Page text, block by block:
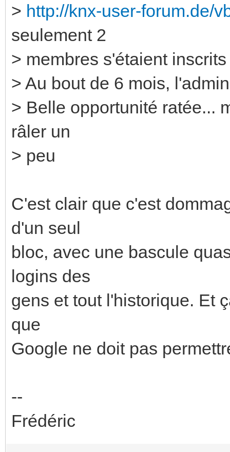
> http://knx-user-forum.de/
seulement 2
> membres s'étaient
> Au bout de 6 mois,
> Belle opportunité ratée...
râler un
> peu
C'est clair que c'est
d'un seul
bloc, avec une bascule
logins des
gens et tout l'historique. Et
que
Google ne doit pas
--
Frédéric